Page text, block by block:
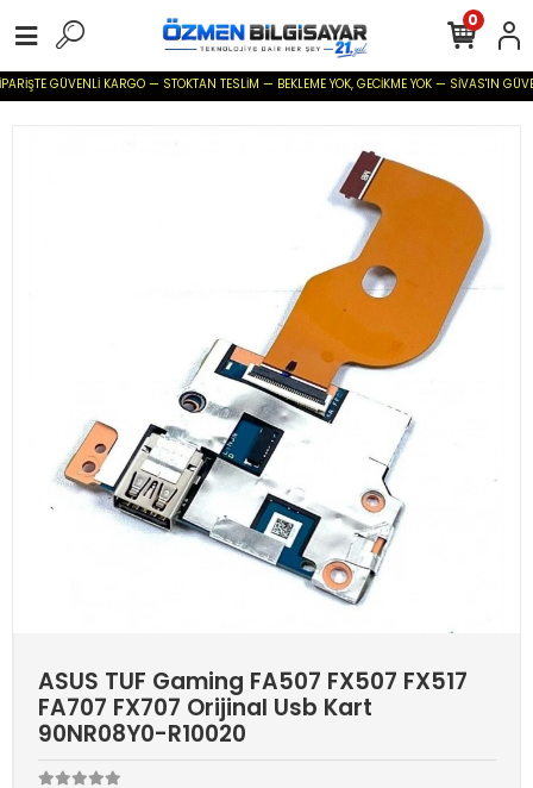
GÜVENLİ KARGO — STOKTAN TESLİM — BEKLEME YOK, GECİKME YOK — SİVAS'IN
0
ASUS TUF Gaming FA507 FX507 FX517
FA707 FX707 Orijinal Usb Kart
90NR08Y0-R10020